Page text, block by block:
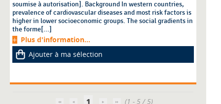
soumise à autorisation]. Background In western countries,
prevalence of cardiovascular diseases and most risk factors is
higher in lower socioeconomic groups. The social gradients in
the forme[...]
Plus d'information...
Ajouter à ma sélection
1
(1 - 5 / 5)